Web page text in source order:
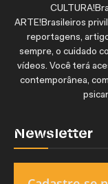
ARTE!Brasileiros
reportagens,
sempre, o cuidado
vídeos. Você terá
contemporânea,
Newsletter